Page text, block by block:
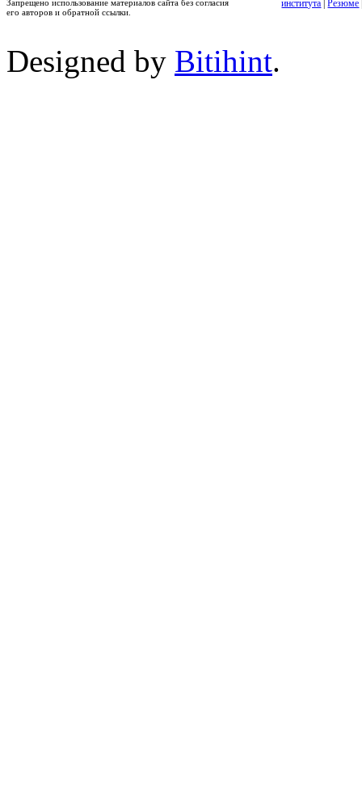
Запрещено использование материалов сайта без согласия
его авторов и обратной ссылки.
института |Резюме
Designed by Bitihint.